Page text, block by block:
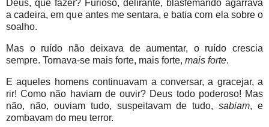
Deus, que fazer? Furioso, delirante, blasfemando agarrava
a cadeira, em que antes me sentara, e batia com ela sobre o
soalho.
Mas o ruído não deixava de aumentar, o ruído crescia
sempre. Tornava-se mais forte, mais forte, mais forte.
E aqueles homens continuavam a conversar, a gracejar, a
rir! Como não haviam de ouvir? Deus todo poderoso! Mas
não, não, ouviam tudo, suspeitavam de tudo,sabiam, e
zombavam do meu terror.